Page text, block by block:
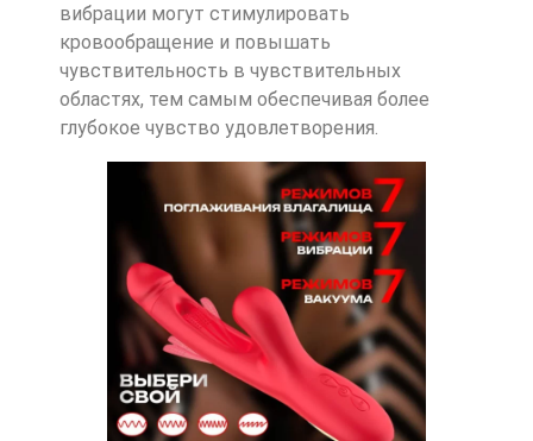
вибрации могут стимулировать
кровообращение и повышать
чувствительность в чувствительных
областях, тем самым обеспечивая более
глубокое чувство удовлетворения.